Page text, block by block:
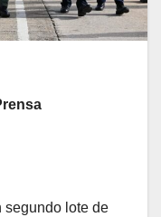
segundo lote de